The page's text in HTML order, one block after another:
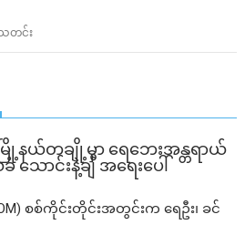
တင်း
နယ်တချို့မှာ ရေဘေးအန္တရာယ်
သောင်းနဲ့ချီ အရေးပေါ်
စစ်ကိုင်းတိုင်းအတွင်းက ရေဦး၊ ခင်